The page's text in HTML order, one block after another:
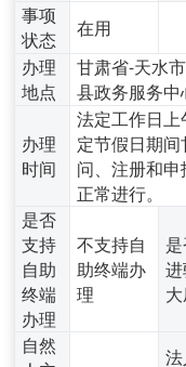
事项
状态
在用
办理
地点
甘肃省-天水
县政务服务中
办理
时间
法定工作日
定节假日期
问、注册和
正常进行。
是否
支持
自助
终端
办理
不支持自
助终端办
理
自然
法